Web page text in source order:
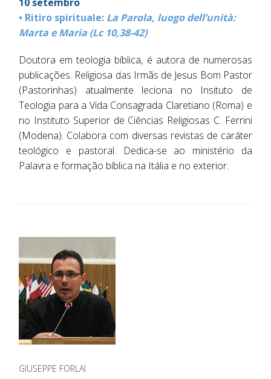
• Ritiro spirituale: La Parola, luogo dell’unità:
Marta e Maria (Lc 10,38-42)
Doutora em teologia bíblica, é autora de numerosas
publicações. Religiosa das Irmãs de Jesus Bom Pastor
(Pastorinhas) atualmente leciona no Insituto de
Teologia para a Vida Consagrada Claretiano (Roma) e
no Instituto Superior de Ciências Religiosas C. Ferrini
(Modena). Colabora com diversas revistas de caráter
teológico e pastoral. Dedica-se ao ministério da
Palavra e formação bíblica na Itália e no exterior.
GIUSEPPE FORLAI